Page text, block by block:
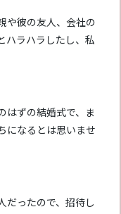
や彼の友人、会社の
ハラハラしたし、私
はずの結婚式で、ま
になるとは思いませ
だったので、招待し